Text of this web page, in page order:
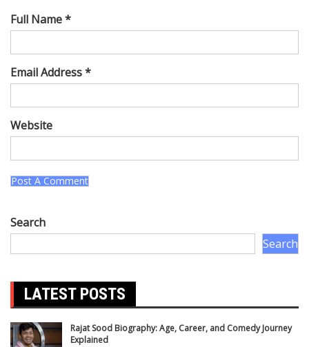
Full Name *
Email Address *
Website
Search
Search
LATEST POSTS
Rajat Sood Biography: Age, Career, and Comedy Journey
Explained